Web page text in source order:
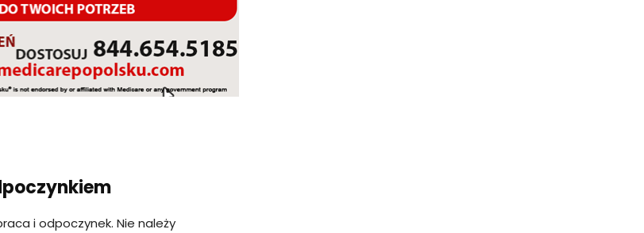
i odpoczynek. Nie należy